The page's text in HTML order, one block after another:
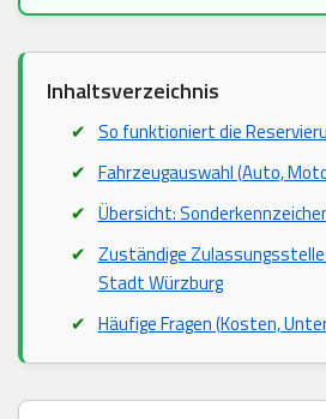
Inhaltsverzeichnis
So funktioniert die
Fahrzeugauswahl (Auto,
Übersicht:
Zuständige
Stadt Würzburg
Häufige Fragen (Kosten,